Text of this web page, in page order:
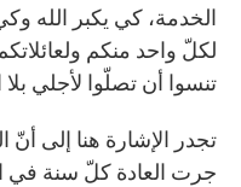
الخدمة، كي يكبر الله
لكلّ واحد منكم
تنسوا أن تصلّوا لأجلي بلا
تجدر الإشارة هنا إلى أنّ
جرت العادة كلّ سنة في